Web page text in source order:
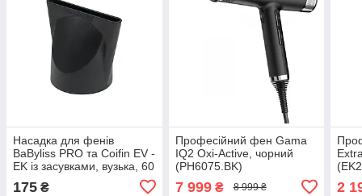
Насадка для фенів
BaByliss PRO та Coifin EV -
EK із засувками, вузька, 60
175 ₴
Професійний фен Gama
IQ2 Oxi-Active, чорний
(PH6075.BK)
7 999₴ 8 999 ₴ 2